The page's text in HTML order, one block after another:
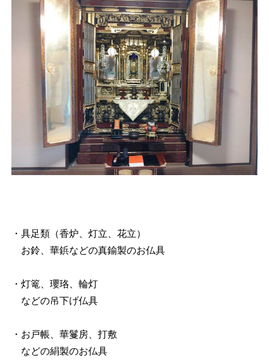
・具足類（香炉、灯立、花立）
お鈴、華鋲などの真鍮製のお仏具
・灯篭、瓔珞、輪灯
などの吊下げ仏具
・お戸帳、華鬘房、打敷
などの絹製のお仏具